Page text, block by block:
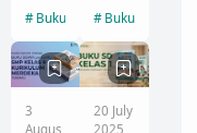
MI,
SM
P/M
Ts,
u
dan
Sis
wa
dan
Sis
wa
Buku Sekolah
dan
Sis
wa
Buku Sekolah
3
Augus
20 July
2025